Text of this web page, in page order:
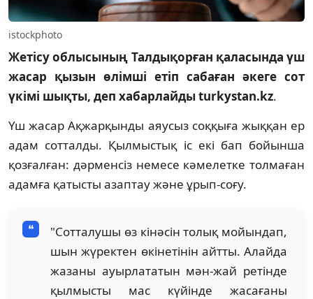
istockphoto
Жетісу облысының Талдықорған қаласында үш
жасар қызын өлімші етіп сабаған әкеге сот
үкімі шықты, деп хабарлайды turkystan.kz.
Үш жасар Ақжарқынды аяусыз соққыға жыққан ер
адам сотталды. Қылмыстық іс екі бап бойынша
қозғалған: дәрменсіз немесе кәмелетке толмаған
адамға қатысты азаптау және ұрып-соғу.
"Сотталушы өз кінәсін толық мойындап,
шын жүректен өкінетінін айтты. Алайда
жазаны ауырлататын мән-жай ретінде
қылмысты мас күйінде жасағаны